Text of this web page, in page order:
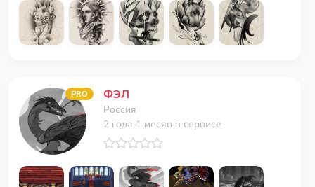
PRO ФЭЛ
Россия
2 года 1 месяц в сервисе